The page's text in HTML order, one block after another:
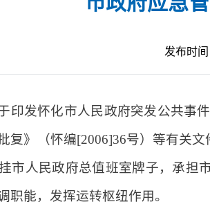
发布时
印发怀化市人民政府突发公共事
复》（怀编[2006]36号）等有关
市人民政府总值班室牌子，承担
职能，发挥运转枢纽作用。